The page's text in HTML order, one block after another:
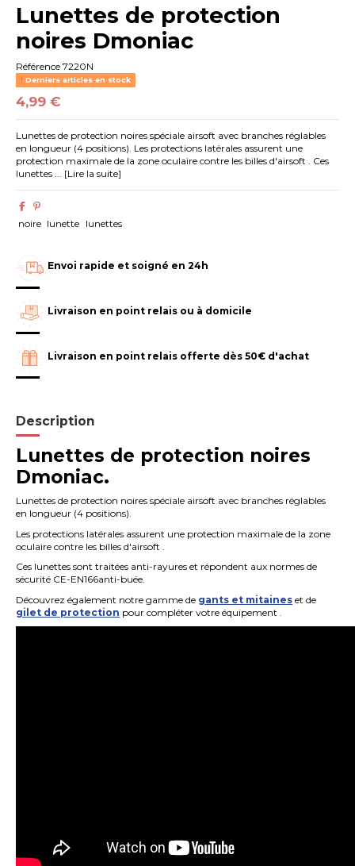
Lunettes de protection
noires Dmoniac
Référence 7220N
Derniers articles en stock
4,99 €
Lunettes de protection noires spéciale airsoft avec branches réglables
en longueur (4 positions). Les protections latérales assurent une
protection maximale de la zone oculaire contre les billes d'airsoft . Ces
lunettes ... [Lire la suite]
noire lunette lunettes
Envoi rapide et soigné en 24h
Livraison en point relais ou à domicile
Livraison en point relais offerte dès 50€ d'achat
Description
Lunettes de protection noires
Dmoniac.
Lunettes de protection noires spéciale airsoft avec branches réglables
en longueur (4 positions).
Les protections latérales assurent une protection maximale de la zone
oculaire contre les billes d'airsoft .
Ces lunettes sont traitées anti-rayures et répondent aux normes de
sécurité CE-EN166anti-buée.
Découvrez également notre gamme de gants et mitaines et de
gilet de protection pour compléter votre équipement .